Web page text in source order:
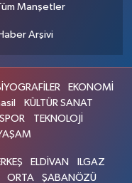
Manşetler
Arşivi
EKONOMİ
KÜLTÜR SANAT
SPOR
TEKNOLOJİ
ELDİVAN
ILGAZ
ORTA ŞABANÖZÜ